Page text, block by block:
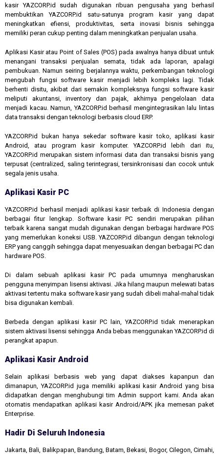
kasir YAZCORP.id sudah digunakan ribuan pengusaha yang berhasil
membuktikan YAZCORP.id satu-satunya program kasir yang dapat
meningkatkan efiensi, produktivitas, serta inovasi bisnis sehingga
memiliki peran cukup penting dalam meningkatkan penjualan usaha.
Aplikasi Kasir atau Point of Sales (POS) pada awalnya hanya dibuat untuk
menangani transaksi penjualan semata, tidak ada laporan, apalagi
pembukuan. Namun seiring berjalannya waktu, perkembangan teknologi
mengubah fungsi software kasir menjadi lebih kompleks lagi. Tidak
berhenti disitu, akibat dari semakin kompleksnya fungsi software kasir
meliputi akuntansi, inventory dan pajak, akhirnya pengelolaan data
menjadi kacau. Namun, YAZCORP.id berhasil mengintegrasikan lalu lintas
data transaksi dengan teknologi berbasis cloud ERP.
YAZCORP.id bukan hanya sekedar software kasir toko, aplikasi kasir
Android, atau program kasir komputer. YAZCORP.id lebih dari itu,
YAZCORP.id merupakan sistem informasi data dan transaksi bisnis yang
terpusat (centralized, saling terintegrasi, tersinkronisasi dan cocok untuk
segala jenis usaha.
Aplikasi Kasir PC
YAZCORP.id berhasil menjadi aplikasi kasir terbaik di Indonesia dengan
berbagai fitur lengkap. Software kasir PC sendiri merupakan pilihan
terbaik karena sangat mudah digunakan dengan berbagai hardware POS
yang memerlukan koneksi USB. YAZCORP.id dibangun dengan teknologi
ERP yang canggih sehingga dapat menyesuaikan dengan berbagai PC dan
hardware POS.
Di dalam sebuah aplikasi kasir PC pada umumnya mengharuskan
pengguna menyimpan lisensi aktivasi. Jika hilang maupun melewati batas
aktivasi tertentu maka software kasir yang sudah dibeli mahal-mahal tidak
bisa digunakan kembali.
Berbeda dengan aplikasi kasir PC lain, YAZCORP.id tidak menerapkan
sistem aktivasi lisensi sehingga Anda bebas menggunakan YAZCORP.id di
perangkat apapun.
Aplikasi Kasir Android
Selain aplikasi berbasis web yang dapat diakses kapanpun dan
dimanapun, YAZCORP.id juga memiliki aplikasi kasir Android yang bisa
didapatkan dengan menghubungi tim Admin support kami. Anda akan
otomatis mendapatkan aplikasi kasir Android/APK jika memesan paket
Enterprise.
Hadir Di Seluruh Indonesia
Jakarta, Bali, Balikpapan, Bandung, Batam, Bekasi, Bogor, Cilegon, Cimahi,